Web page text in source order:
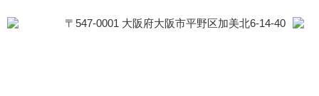
〒547-0001 大阪府大阪市平野区加美北6-14-40